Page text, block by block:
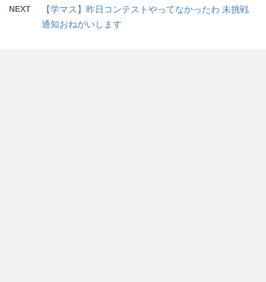
NEXT
【学マス】昨日コンテストやってなかったわ 未挑戦
通知おねがいします